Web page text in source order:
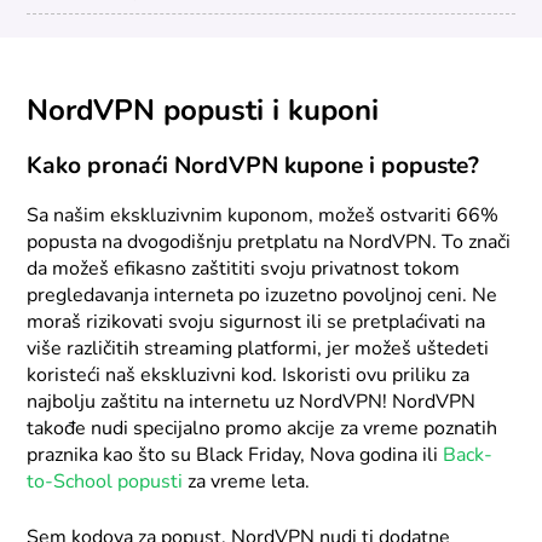
NordVPN popusti i kuponi
Kako pronaći NordVPN kupone i popuste?
Sa našim ekskluzivnim kuponom, možeš ostvariti 66%
popusta na dvogodišnju pretplatu na NordVPN. To znači
da možeš efikasno zaštititi svoju privatnost tokom
pregledavanja interneta po izuzetno povoljnoj ceni. Ne
moraš rizikovati svoju sigurnost ili se pretplaćivati na
više različitih streaming platformi, jer možeš uštedeti
koristeći naš ekskluzivni kod. Iskoristi ovu priliku za
najbolju zaštitu na internetu uz NordVPN! NordVPN
takođe nudi specijalno promo akcije za vreme poznatih
praznika kao što su Black Friday, Nova godina ili Back-
to-School popusti za vreme leta.